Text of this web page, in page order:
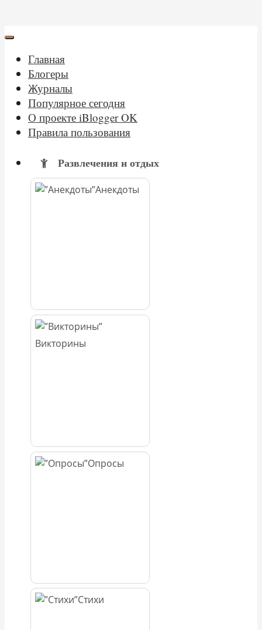
Главная
Блогеры
Журналы
Популярное сегодня
О проекте iBlogger OK
Правила пользования
Развлечения и отдых
Анекдоты
Викторины
Опросы
Стихи